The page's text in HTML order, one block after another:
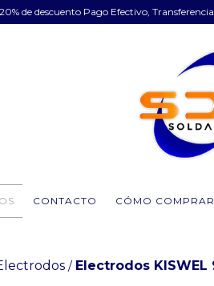
20% de descuento Pago Efectivo,
CONTACTO CÓMO COMPRAR
/ Electrodos KISWEL